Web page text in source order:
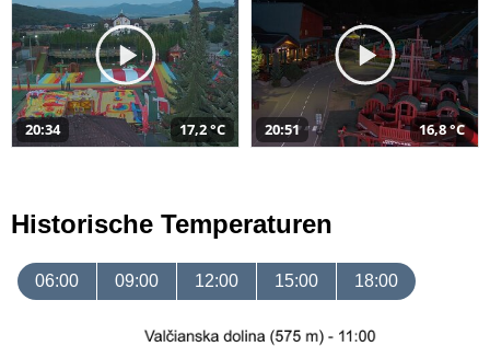
20:34 17,2 °C 20:51 16,8 °C
Historische Temperaturen
06:00 09:00 12:00 15:00 18:00